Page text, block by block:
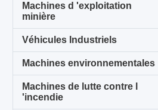
Machines d 'exploitation
minière
Véhicules Industriels
Machines environnementales
Machines de lutte contre l
'incendie